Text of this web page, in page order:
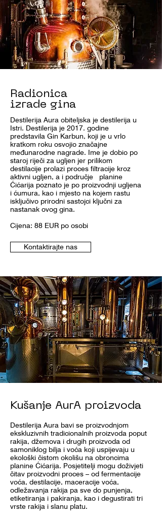
Radionica
izrade gina
Destilerija Aura obiteljska je destilerija u
Istri. Destilerija je 2017. godine
predstavila Gin Karbun, koji je u vrlo
kratkom roku osvojio značajne
međunarodne nagrade. Ime je dobio po
staroj riječi za ugljen jer prilikom
destilacije prolazi proces filtracije kroz
aktivni ugljen, a i područje planine
Ćićarija poznato je po proizvodnji ugljena
i ćumura, kao i mjesto na kojem rastu
isključivo prirodni sastojci ključni za
nastanak ovog gina.
Cijena: 88 EUR po osobi
Kontaktirajte nas
Kušanje AurA proizvoda
Destilerija Aura bavi se proizvodnjom
ekskluzivnih tradicionalnih proizvoda poput
rakija, džemova i drugih proizvoda od
samoniklog bilja i voća koji uspijevaju u
ekološki čistom okolišu na obroncima
planine Ćićarija. Posjetitelji mogu doživjeti
čitav proizvodni proces – od fermentacije
voća, destilacije, maceracije voća,
odležavanja rakija pa sve do punjenja,
etiketiranja i pakiranja, kao i degustirati tri
vrste rakija i slanu platu.